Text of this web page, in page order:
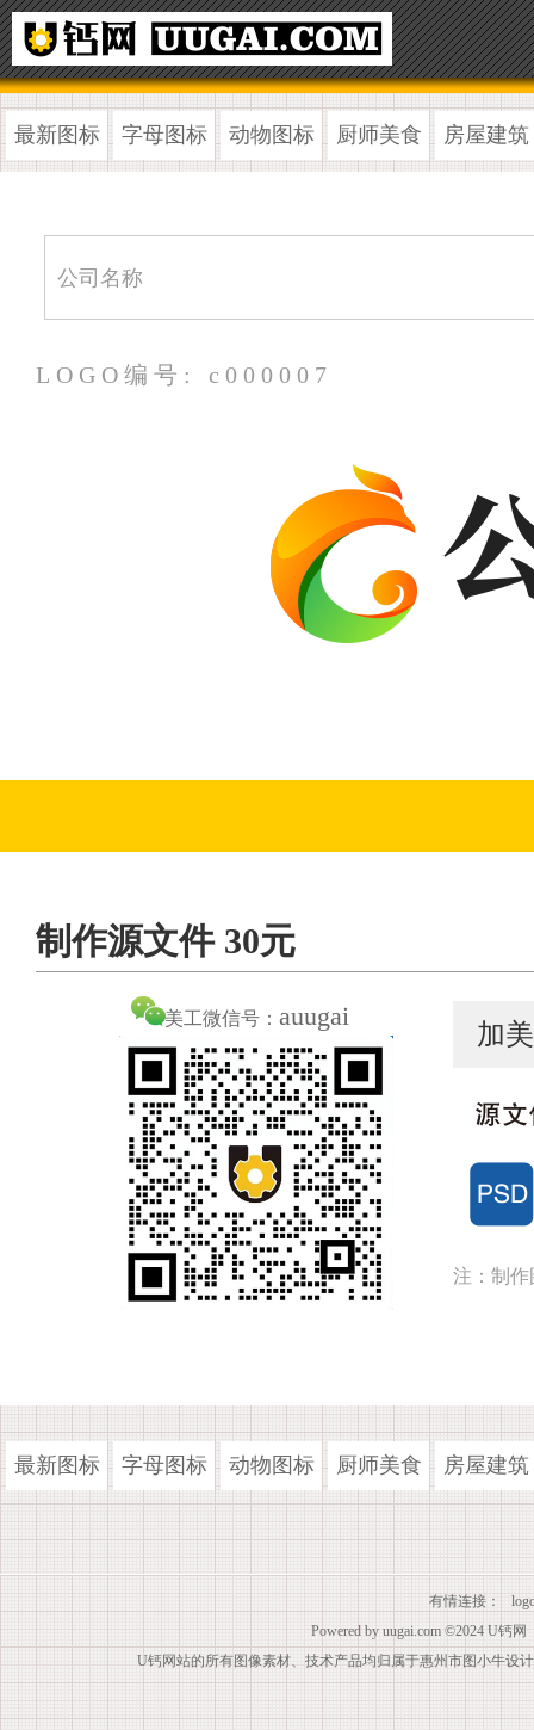
最新图标 字母图标 动物图标 厨师美食 房屋建筑
LOGO编号: c000007
制作源文件 30元
美工微信号： auugai
加
注：制作
最新图标 字母图标 动物图标 厨师美食 房屋建筑
有情连接：
Powered by uugai.com ©2024 U钙网
U钙网站的所有图像素材、技术产品均归属于惠州市图小牛设